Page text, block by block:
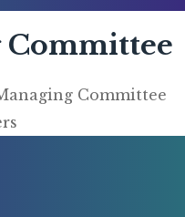
Committee
Committee